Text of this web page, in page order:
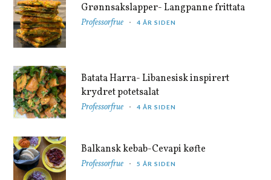
Grønnsakslapper- Langpanne frittata
Professorfrue 4 ÅR SIDEN
Batata Harra- Libanesisk inspirert
krydret potetsalat
Professorfrue 4 ÅR SIDEN
Balkansk kebab-Cevapi køfte
Professorfrue 5 ÅR SIDEN